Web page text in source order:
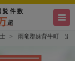
覧件数
超
雨竜郡妹背牛町 遺